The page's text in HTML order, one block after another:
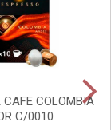
CAFE COLOMBIA
C/0010